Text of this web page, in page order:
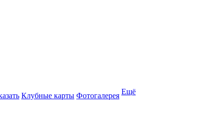
Клубные карты Фотогалерея Ещё